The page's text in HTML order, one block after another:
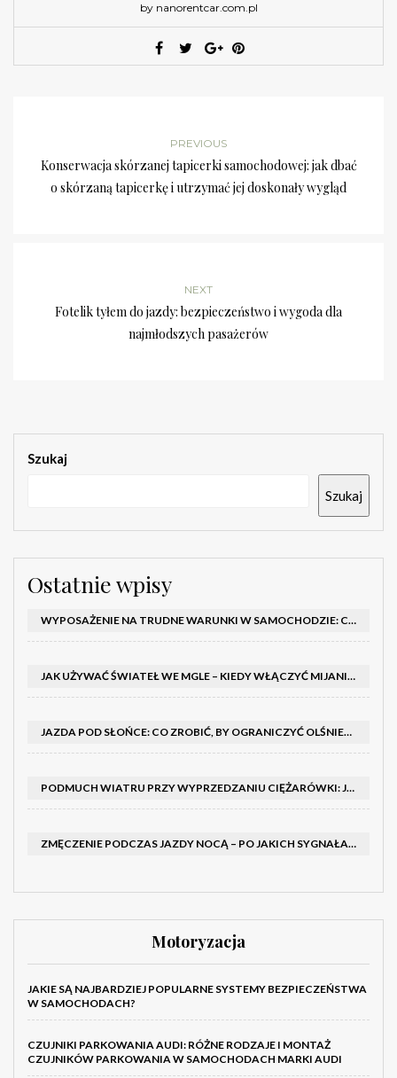
by nanorentcar.com.pl
PREVIOUS
Konserwacja skórzanej tapicerki samochodowej: jak dbać
o skórzaną tapicerkę i utrzymać jej doskonały wygląd
NEXT
Fotelik tyłem do jazdy: bezpieczeństwo i wygoda dla
najmłodszych pasażerów
Szukaj
Szukaj
Ostatnie wpisy
WYPOSAŻENIE NA TRUDNE WARUNKI W SAMOCHODZIE: CO MIEĆ ZIMĄ, W TRASIE I NA WYPADEK AWARII
JAK UŻYWAĆ ŚWIATEŁ WE MGLE – KIEDY WŁĄCZYĆ MIJANIA I PRZECIWMGIELNE ORAZ CZEGO NIE ROBIĆ
JAZDA POD SŁOŃCE: CO ZROBIĆ, BY OGRANICZYĆ OLŚNIENIE I POPRAWIĆ WIDOCZNOŚĆ
PODMUCH WIATRU PRZY WYPRZEDZANIU CIĘŻARÓWKI: JAK UTRZYMAĆ TOR JAZDY I OPANOWAĆ AUTO
ZMĘCZENIE PODCZAS JAZDY NOCĄ – PO JAKICH SYGNAŁACH ROZPOZNAĆ SENNOŚĆ ZA KIEROWNICĄ I KIEDY ZROBIĆ PRZERWĘ
Motoryzacja
JAKIE SĄ NAJBARDZIEJ POPULARNE SYSTEMY BEZPIECZEŃSTWA
W SAMOCHODACH?
CZUJNIKI PARKOWANIA AUDI: RÓŻNE RODZAJE I MONTAŻ
CZUJNIKÓW PARKOWANIA W SAMOCHODACH MARKI AUDI